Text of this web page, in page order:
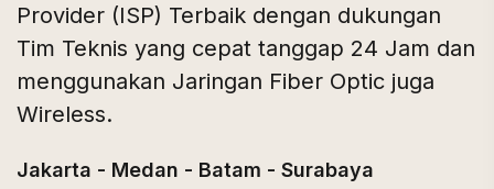
Provider (ISP) Terbaik dengan dukungan
Tim Teknis yang cepat tanggap 24 Jam dan
menggunakan Jaringan Fiber Optic juga
Wireless.
Jakarta - Medan - Batam - Surabaya